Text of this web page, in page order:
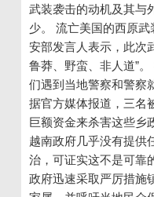
武装袭击的动机及其与
少。 流亡美国的西原
安部发言人表示，此次
鲁莽、野蛮、非人道”
们遇到当地警察和警察
据官方媒体报道，三名
巨额资金来杀害这些乡
越南政府几乎没有提供
治，可证实这不是可靠
政府迅速采取严厉措施